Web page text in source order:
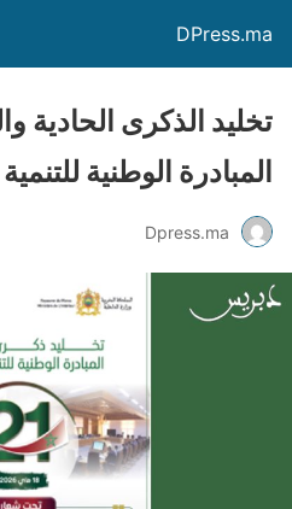
DPress.ma
تخليد الذكرى الحادية
المبادرة الوطنية
Dpress.ma